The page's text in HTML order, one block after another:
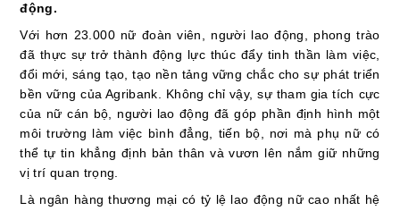
động.
Với hơn 23.000 nữ đoàn viên, người lao động
, phong trào
đã thực sự trở thành động lực thúc đẩy tinh thần làm việc,
đổi mới, sáng tạo, tạo nền tảng vững chắc cho sự phát triển
bền vững của Agribank. Không chỉ vậy, sự tham gia tích cực
của nữ cán bộ, người lao động đã góp phần định hình một
môi trường làm việc bình đẳng, tiến bộ , nơi mà phụ nữ có
thể tự tin khẳng định bản thân và vươn lên nắm giữ những
vị trí quan trọng.
Là ngân hàng thương mại có tỷ lệ lao động nữ cao nhất hệ